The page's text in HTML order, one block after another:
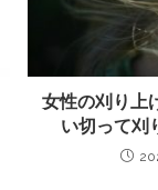
女性の刈り上
い切って刈